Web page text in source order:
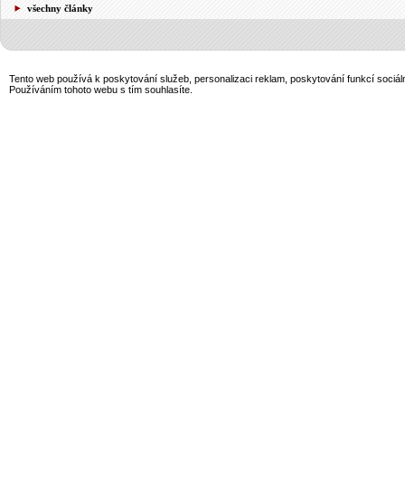
všechny články
Tento web používá k poskytování služeb, personalizaci reklam, poskytování funkcí
Používáním tohoto webu s tím souhlasíte.